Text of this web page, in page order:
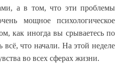
а в том, что эти проблемы
мощное психологическое
как иногда вы срываетесь по
всё, что начали. На этой неделе
во всех сферах жизни.